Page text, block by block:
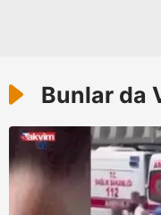
toplumu hizmetlerinin
kılınması ve
reklam/pazarlama
sınırlı olarak açık
Bunlar da